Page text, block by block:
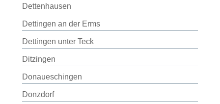
Dettenhausen
Dettingen an der Erms
Dettingen unter Teck
Ditzingen
Donaueschingen
Donzdorf